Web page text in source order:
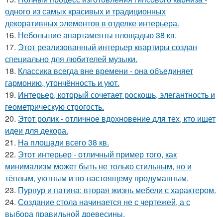
одного из самых красивых и традиционных
декоративных элементов в отделке интерьера.
16. Небольшие апартаменты площадью 38 кв.
17. Этот реализованный интерьер квартиры создан
специально для любителей музыки.
18. Классика всегда вне времени - она объединяет
гармонию, утончённость и уют.
19. Интерьер, который сочетает роскошь, элегантность и
геометрическую строгость.
20. Этот ролик - отличное вдохновение для тех, кто ищет
идеи для декора.
21. На площади всего 38 кв.
22. Этот интерьер - отличный пример того, как
минимализм может быть не только стильным, но и
тёплым, уютным и по-настоящему продуманным.
23. Пурпур и патина: вторая жизнь мебели с характером.
24. Создание стола начинается не с чертежей, а с
выбора правильной древесины.